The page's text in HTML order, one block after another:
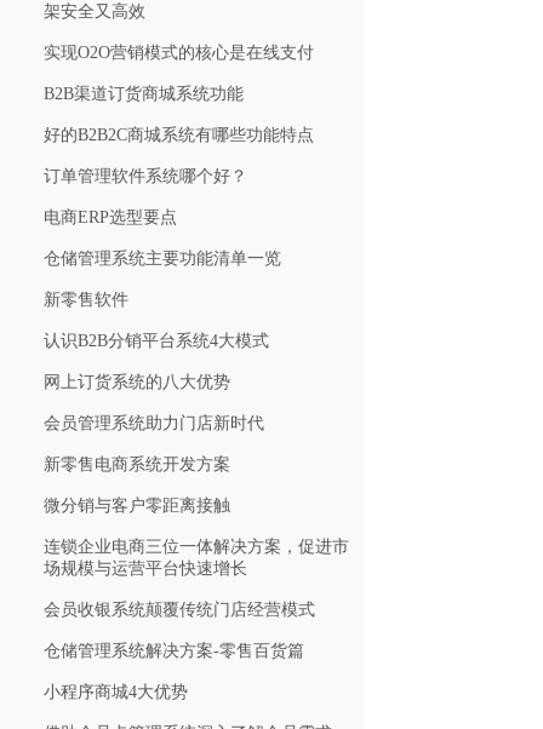
架安全又高效
实现O2O营销模式的核心是在线支付
B2B渠道订货商城系统功能
好的B2B2C商城系统有哪些功能特点
订单管理软件系统哪个好？
电商ERP选型要点
仓储管理系统主要功能清单一览
新零售软件
认识B2B分销平台系统4大模式
网上订货系统的八大优势
会员管理系统助力门店新时代
新零售电商系统开发方案
微分销与客户零距离接触
连锁企业电商三位一体解决方案，促进市
场规模与运营平台快速增长
会员收银系统颠覆传统门店经营模式
仓储管理系统解决方案-零售百货篇
小程序商城4大优势